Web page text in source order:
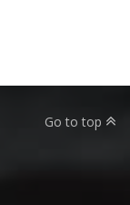
Go to top